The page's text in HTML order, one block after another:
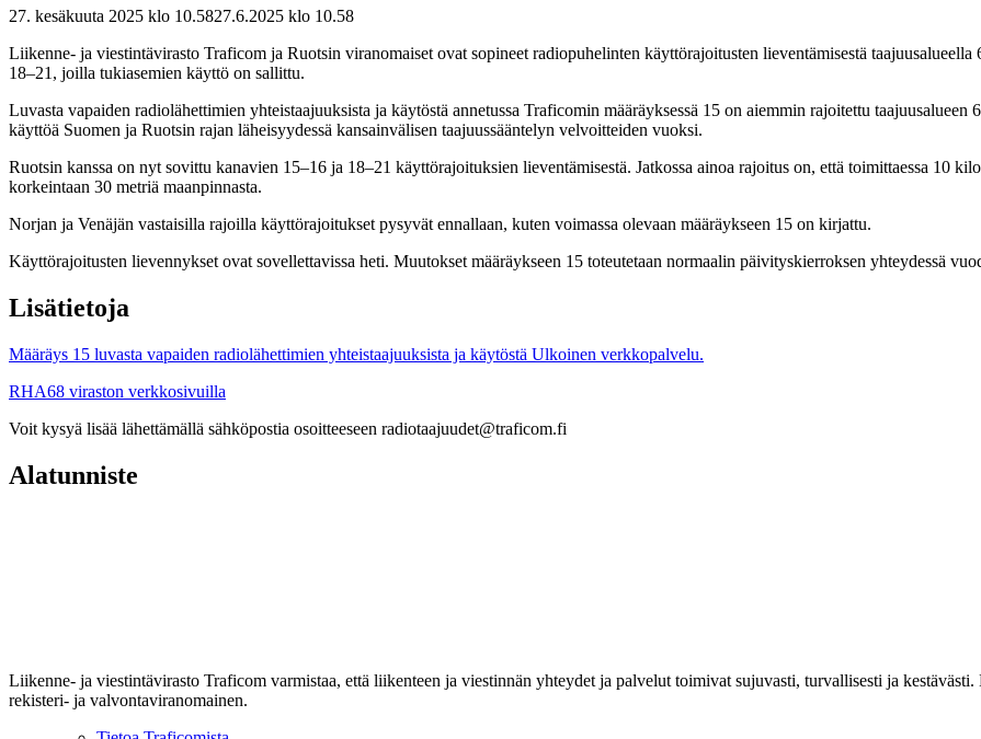
27. kesäkuuta 2025 klo 10.5827.6.2025 klo 10.58
Liikenne- ja viestintävirasto Traficom ja Ruotsin viranomaiset ovat sopineet radiopuhelinten käyttörajoitusten lieventämisestä
18–21, joilla tukiasemien käyttö on sallittu.
Luvasta vapaiden radiolähettimien yhteistaajuuksista ja käytöstä annetussa Traficomin määräyksessä 15 on aiemmin rajoitettu
käyttöä Suomen ja Ruotsin rajan läheisyydessä kansainvälisen taajuussääntelyn velvoitteiden vuoksi.
Ruotsin kanssa on nyt sovittu kanavien 15–16 ja 18–21 käyttörajoituksien lieventämisestä. Jatkossa ainoa rajoitus on, että toimittaessa 10
korkeintaan 30 metriä maanpinnasta.
Norjan ja Venäjän vastaisilla rajoilla käyttörajoitukset pysyvät ennallaan, kuten voimassa olevaan määräykseen 15 on kirjattu.
Käyttörajoitusten lievennykset ovat sovellettavissa heti. Muutokset määräykseen 15 toteutetaan normaalin päivityskierroksen yhteydessä
Lisätietoja
Määräys 15 luvasta vapaiden radiolähettimien yhteistaajuuksista ja käytöstä Ulkoinen verkkopalvelu.
RHA68 viraston verkkosivuilla
Voit kysyä lisää lähettämällä sähköpostia osoitteeseen radiotaajuudet@traficom.fi
Alatunniste
Liikenne- ja viestintävirasto Traficom varmistaa, että liikenteen ja viestinnän yhteydet ja palvelut toimivat sujuvasti, turvallisesti ja
rekisteri- ja valvontaviranomainen.